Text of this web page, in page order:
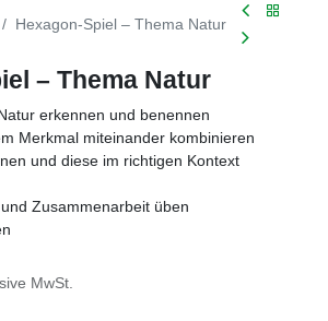
Hexagon-Spiel – Thema Natur
– Thema Natur
erkennen und benennen
Merkmal miteinander kombinieren
und diese im richtigen Kontext
Zusammenarbeit üben
MwSt.